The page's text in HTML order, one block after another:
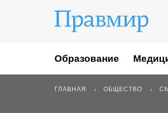
Образование
ГЛАВНАЯ ОБЩЕСТВО